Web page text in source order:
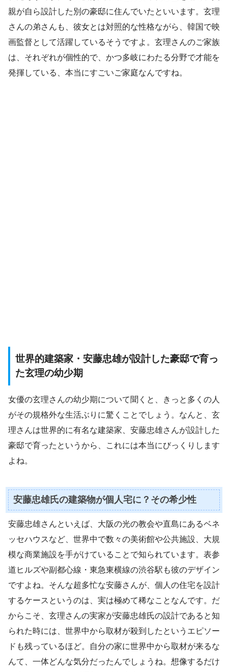
親が自ら設計した別の豪邸に住んでいたといいます。玄理
さんの弟さんも、彼女とは対照的な性格ながら、韓国で映
画監督として活躍しているそうですよ。玄理さんのご家族
は、それぞれが個性的で、かつ多岐にわたる分野で才能を
発揮している、本当にすごいご家庭なんですね。
世界的建築家・安藤忠雄が設計した豪邸で育っ
た玄理の幼少期
女優の玄理さんの幼少期について聞くと、きっと多くの人
がその規格外な生活ぶりに驚くことでしょう。なんと、玄
理さんは世界的に有名な建築家、安藤忠雄さんが設計した
豪邸で育ったというから、これには本当にびっくりします
よね。
安藤忠雄氏の建築物が個人宅に？その希少性
安藤忠雄さんといえば、大阪の光の教会や直島にあるベネ
ッセハウスなど、世界中で数々の美術館や公共施設、大規
模な商業施設を手がけていることで知られています。表参
道ヒルズや副都心線・東急東横線の渋谷駅も彼のデザイン
ですよね。そんな超多忙な安藤さんが、個人の住宅を設計
するケースというのは、実は極めて稀なことなんです。だ
からこそ、玄理さんの実家が安藤忠雄氏の設計であると知
られた時には、世界中から取材が殺到したというエピソー
ドも残っているほど。自分の家に世界中から取材が来るな
んて、一体どんな気分だったんでしょうね。想像するだけ